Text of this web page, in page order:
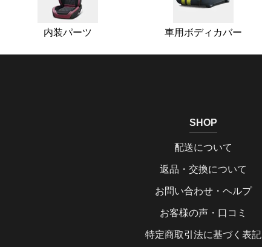
内装パーツ 車用ボディカバー
SHOP
配送について
返品・交換について
お問い合わせ・ヘルプ
お客様の声・口コミ
特定商取引法に基づく表記